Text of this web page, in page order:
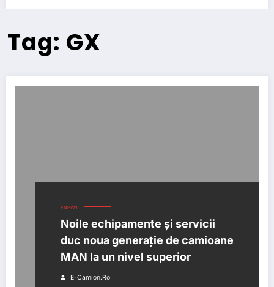
Tag: GX
ENEWS
Noile echipamente și servicii
duc noua generație de camioane
MAN la un nivel superior
E-Camion.ro